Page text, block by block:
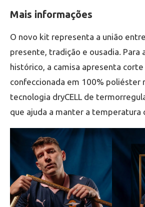
Mais informações
O novo kit representa a união
presente, tradição e ousadia. Para
histórico, a camisa apresenta
confeccionada em 100% poliéster
tecnologia dryCELL de
que ajuda a manter a temperatura